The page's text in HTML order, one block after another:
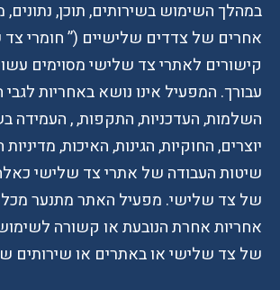
במהלך השימוש בשירותים, תוכן, נתונים,
אחרים של צדדים שלישיים (” חומרי צד
קישורים לאתרי צד שלישי מסוימים
עבורך. המפעיל אינו נושא באחריות לגבי
השלמות, העדכניות, התקפות, , העמידה
יוצרים, החוקיות, הגינות, האיכות,
שיטות העבודה של אתרי צד שלישי
של צד שלישי. מפעיל האתר מתנער מכל
אחריות אחרת הנובעת או קשורה
של צד שלישי או באתרים או שירותים